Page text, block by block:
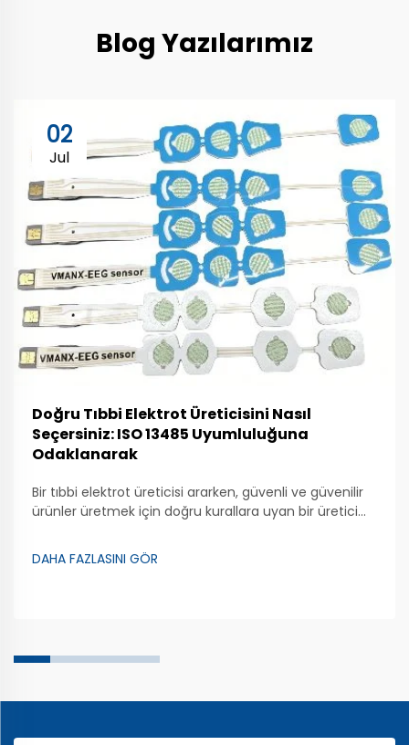
Blog Yazılarımız
02
Jul
Doğru Tıbbi Elektrot Üreticisini Nasıl
Seçersiniz: ISO 13485 Uyumluluğuna
Odaklanarak
Bir tıbbi elektrot üreticisi ararken, güvenli ve güvenilir
ürünler üretmek için doğru kurallara uyan bir üretici
üretmeye önem veren bir şirkettir. Bu özel cihazlar,
doktorların ...
DAHA FAZLASINI GÖR